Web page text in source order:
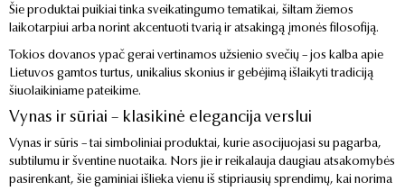
Šie produktai puikiai tinka sveikatingumo tematikai, šiltam žiemos
laikotarpiui arba norint akcentuoti tvarią ir atsakingą įmonės filosofiją.
Tokios dovanos ypač gerai vertinamos užsienio svečių – jos kalba apie
Lietuvos gamtos turtus, unikalius skonius ir gebėjimą išlaikyti tradiciją
šiuolaikiniame pateikime.
Vynas ir sūriai – klasikinė elegancija verslui
Vynas ir sūris – tai simboliniai produktai, kurie asocijuojasi su pagarba,
subtilumu ir šventine nuotaika. Nors jie ir reikalauja daugiau atsakomybės
pasirenkant, šie gaminiai išlieka vienu iš stipriausių sprendimų, kai norima